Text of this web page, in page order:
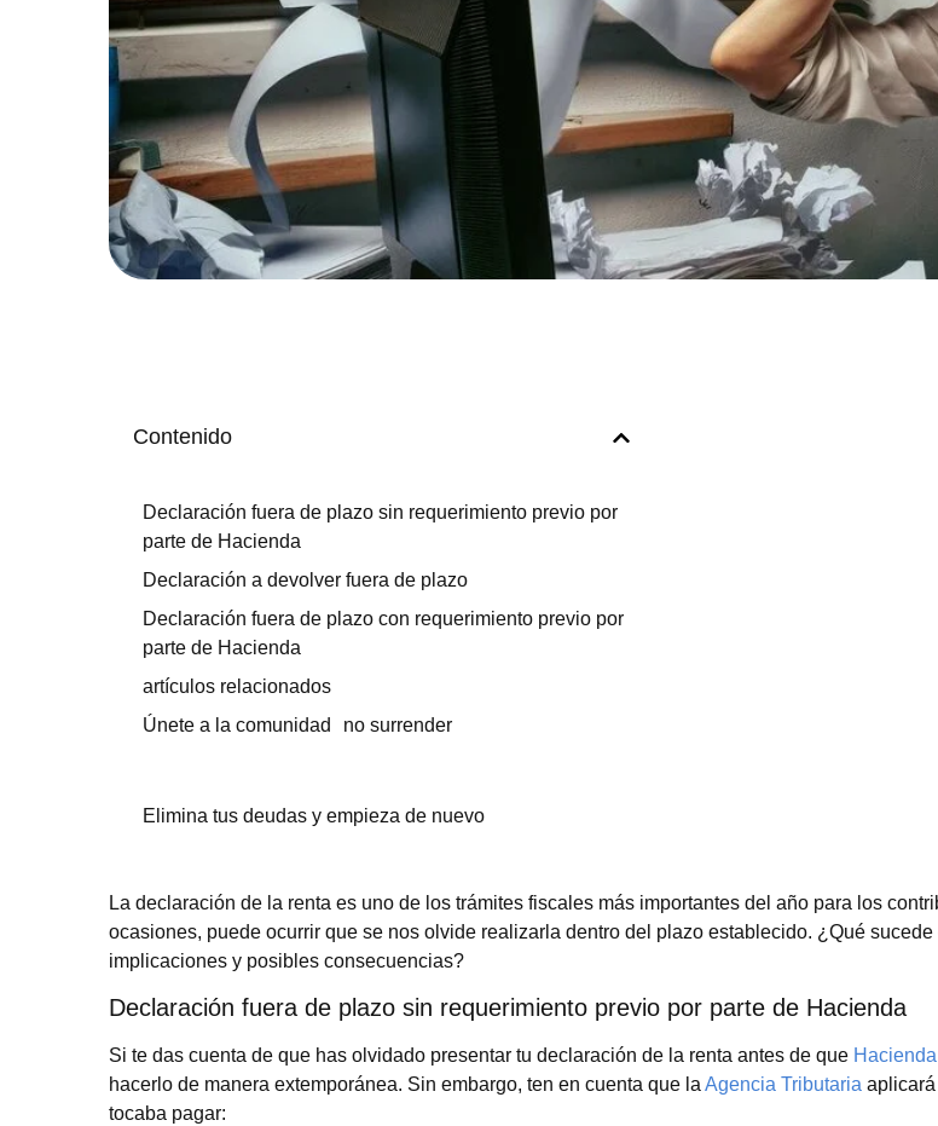
Contenido
Declaración fuera de plazo sin requerimiento previo por
parte de Hacienda
Declaración a devolver fuera de plazo
Declaración fuera de plazo con requerimiento previo por
parte de Hacienda
artículos relacionados
Únete a la comunidad no surrender
Elimina tus deudas y empieza de nuevo
La declaración de la renta es uno de los trámites fiscales más importantes del año para los
ocasiones, puede ocurrir que se nos olvide realizarla dentro del plazo establecido. ¿Qué
implicaciones y posibles consecuencias?
Declaración fuera de plazo sin requerimiento previo por parte de Hacienda
Si te das cuenta de que has olvidado presentar tu declaración de la renta antes de que Hacienda
hacerlo de manera extemporánea. Sin embargo, ten en cuenta que la Agencia Tributaria
tocaba pagar: